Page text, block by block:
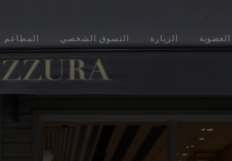
المطاعم التسوق الشخصي الزيارة العضوية